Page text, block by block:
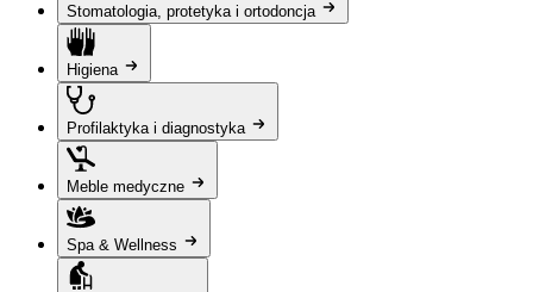
Stomatologia, protetyka i ortodoncja
Higiena
Profilaktyka i diagnostyka
Meble medyczne
Spa & Wellness